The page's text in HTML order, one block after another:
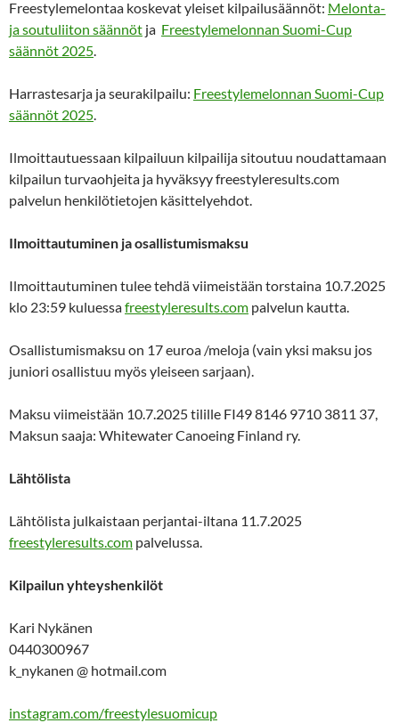
Freestylemelontaa koskevat yleiset kilpailusäännöt: Melonta-
ja soutuliiton säännöt ja Freestylemelonnan Suomi-Cup
säännöt 2025.
Harrastesarja ja seurakilpailu: Freestylemelonnan Suomi-Cup
säännöt 2025.
Ilmoittautuessaan kilpailuun kilpailija sitoutuu noudattamaan
kilpailun turvaohjeita ja hyväksyy freestyleresults.com
palvelun henkilötietojen käsittelyehdot.
Ilmoittautuminen ja osallistumismaksu
Ilmoittautuminen tulee tehdä viimeistään torstaina 10.7.2025
klo 23:59 kuluessafreestyleresults.com palvelun kautta.
Osallistumismaksu on 17 euroa /meloja (vain yksi maksu jos
juniori osallistuu myös yleiseen sarjaan).
Maksu viimeistään 10.7.2025 tilille FI49 8146 9710 3811 37,
Maksun saaja: Whitewater Canoeing Finland ry.
Lähtölista
Lähtölista julkaistaan perjantai-iltana 11.7.2025
freestyleresults.com palvelussa.
Kilpailun yhteyshenkilöt
Kari Nykänen
0440300967
k_nykanen @ hotmail.com
instagram.com/freestylesuomicup